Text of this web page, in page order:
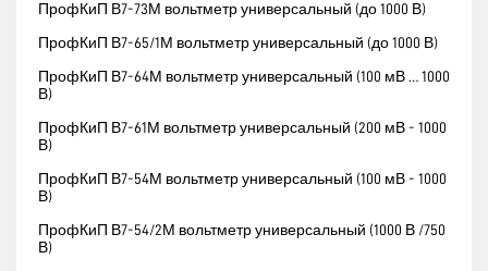
ПрофКиП В7-73М вольтметр универсальный (до 1000 В)
ПрофКиП В7-65/1М вольтметр универсальный (до 1000 В)
ПрофКиП В7-64М вольтметр универсальный (100 мВ … 1000
В)
ПрофКиП В7-61М вольтметр универсальный (200 мВ - 1000
В)
ПрофКиП В7-54М вольтметр универсальный (100 мВ - 1000
В)
ПрофКиП В7-54/2М вольтметр универсальный (1000 В /750
В)